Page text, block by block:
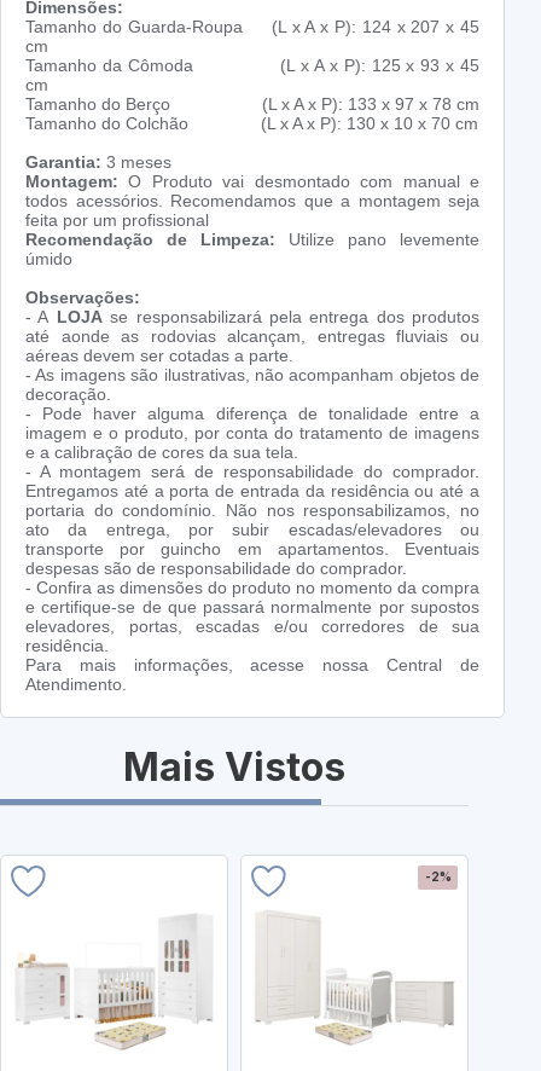
Dimensões:
Tamanho do Guarda-Roupa (L x A x P): 124 x 207 x 45
cm
Tamanho da Cômoda (L x A x P): 125 x 93 x 45
cm
Tamanho do Berço (L x A x P): 133 x 97 x 78 cm
Tamanho do Colchão (L x A x P): 130 x 10 x 70 cm
Garantia: 3 meses
Montagem: O Produto vai desmontado com manual e
todos acessórios. Recomendamos que a montagem seja
feita por um profissional
Recomendação de Limpeza: Utilize pano levemente
úmido
Observações:
- A LOJAse responsabilizará pela entrega dos produtos
até aonde as rodovias alcançam, entregas fluviais ou
aéreas devem ser cotadas a parte.
- As imagens são ilustrativas, não acompanham objetos de
decoração.
- Pode haver alguma diferença de tonalidade entre a
imagem e o produto, por conta do tratamento de imagens
e a calibração de cores da sua tela.
- A montagem será de responsabilidade do comprador.
Entregamos até a porta de entrada da residência ou até a
portaria do condomínio. Não nos responsabilizamos, no
ato da entrega, por subir escadas/elevadores ou
transporte por guincho em apartamentos. Eventuais
despesas são de responsabilidade do comprador.
- Confira as dimensões do produto no momento da compra
e certifique-se de que passará normalmente por supostos
elevadores, portas, escadas e/ou corredores de sua
residência.
Para mais informações, acesse nossa Central de
Atendimento.
Mais Vistos
-2%